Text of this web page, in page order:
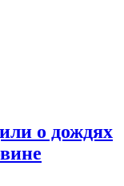
о дождях